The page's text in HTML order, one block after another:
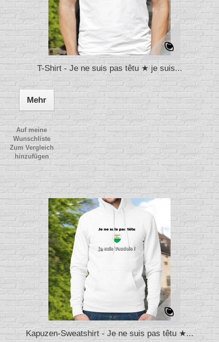
T-Shirt - Je ne suis pas têtu ★ je suis...
Mehr
Auf meine
Wunschliste
Zum Vergleich
hinzufügen
Kapuzen-Sweatshirt - Je ne suis pas têtu ★...